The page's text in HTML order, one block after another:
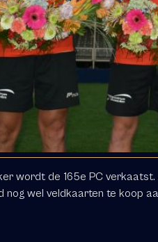
wordt de 165e PC
nog wel veldkaarten te koop